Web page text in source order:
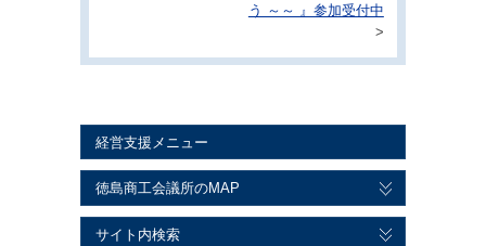
う ～～ 』参加受付中
>
経営支援メニュー
徳島商工会議所のMAP
サイト内検索